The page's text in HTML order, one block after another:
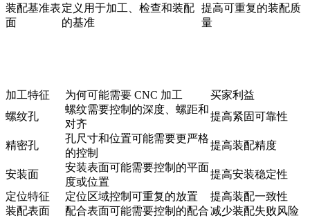
装配基准表
面
定义用于加工、检查和装配
的基准
提高可重复的装配质
量
加工特征 为何可能需要 CNC 加工
买家利益
螺纹孔
螺纹需要控制的深度、螺距和
对齐
提高紧固可靠性
精密孔
孔尺寸和位置可能需要更严格
的控制
提高装配精度
安装面
安装表面可能需要控制的平面
度或位置
提高安装稳定性
定位特征
定位区域控制可重复的放置
提高装配一致性
装配表面
配合表面可能需要控制的配合减少装配失败风险